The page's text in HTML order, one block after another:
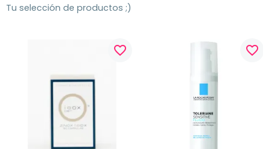
Tu selección de productos ;)
favorite_border favorite_border